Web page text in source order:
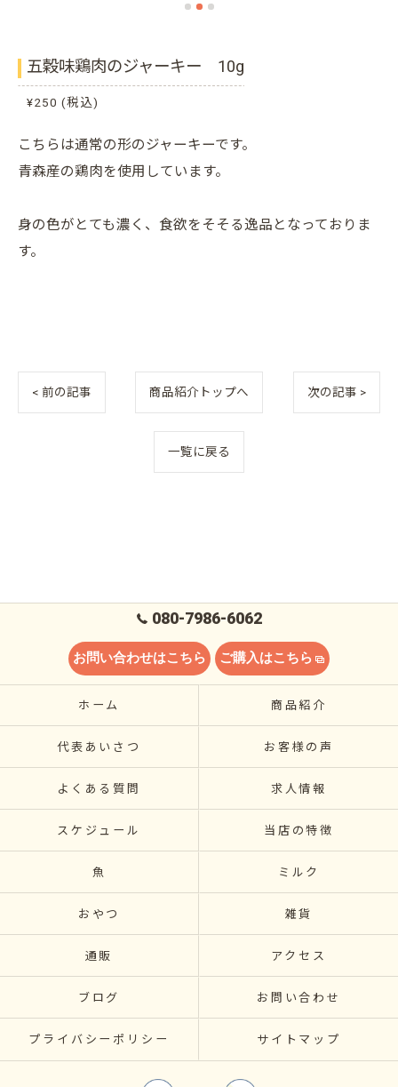
五穀味鶏肉のジャーキー 10g
¥250 (税込)
こちらは通常の形のジャーキーです。
青森産の鶏肉を使用しています。
身の色がとても濃く、食欲をそそる逸品となっておりま
す。
< 前の記事 商品紹介トップへ 次の記事 >
一覧に戻る
080-7986-6062
お問い合わせはこちら ご購入はこちら
ホーム 商品紹介
代表あいさつ お客様の声
よくある質問 求人情報
スケジュール 当店の特徴
魚 ミルク
おやつ 雑貨
通販 アクセス
ブログ お問い合わせ
プライバシーポリシー サイトマップ